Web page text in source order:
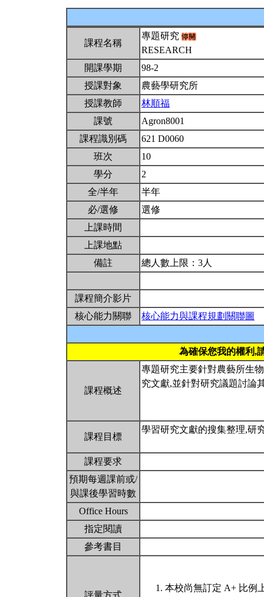
課程名稱
專題研究
RESEARCH
開課學期
98-2
授課對象
農藝學研究所
授課教師
林順福
課號
Agron8001
課程識別碼
621 D0060
班次
10
學分
2
全/半年
半年
必/選修
選修
上課時間
上課地點
備註
總人數上限：3人
課程簡介影片
核心能力關聯
核心能力與課程規劃關聯圖
為確保您我的權利,
課程概述
專題研究主要針對農藝所生
究文獻,並針對研究議題討論
課程目標
學習研究文獻的搜集整理,研
課程要求
預期每週課前或/
與課後學習時數
Office Hours
指定閱讀
參考書目
評量方式
本校尚無訂定 A+ 比例